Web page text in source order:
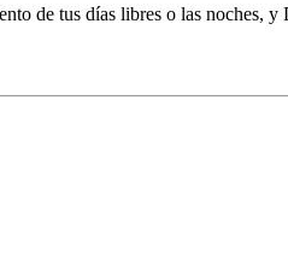
de tus días libres o las noches,